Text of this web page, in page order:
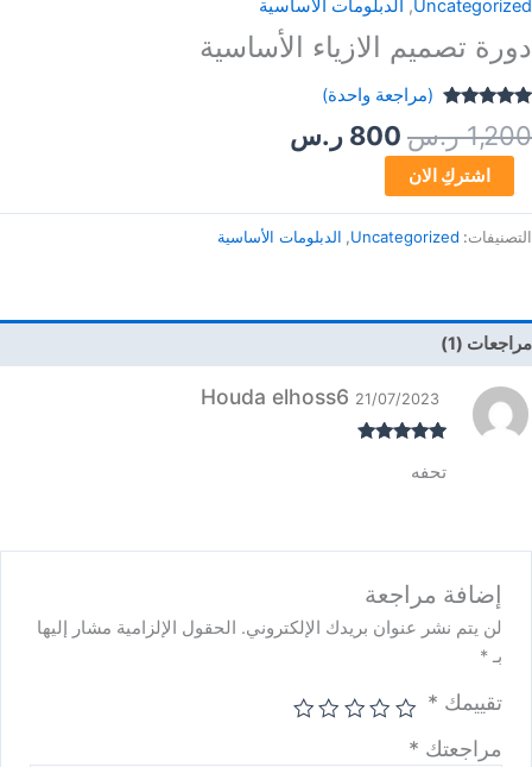
Uncategorized
, الدبلومات الأساسية
دورة تصميم الازياء الأساسية
5.00
من 5
بناءً على
تقييم عميل
(مراجعة واحدة)
1,200 ر.س 800 ر.س
اشتركِ الان
التصنيفات: Uncategorized
, الدبلومات الأساسية
مراجعات (1)
من 5
Houda elhoss6 21/07/2023
تحفه
إضافة مراجعة
لن يتم نشر عنوان بريدك الإلكتروني. الحقول الإلزامية مشار إليها
بـ*
تقييمك *
مراجعتك *